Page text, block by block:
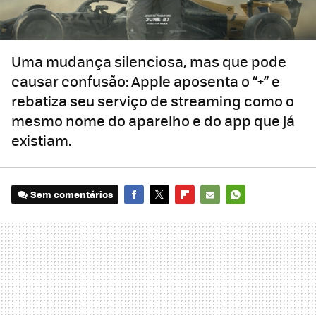
Uma mudança silenciosa, mas que pode
causar confusão: Apple aposenta o “+” e
rebatiza seu serviço de streaming como o
mesmo nome do aparelho e do app que já
existiam.
Sem comentários
MAIL